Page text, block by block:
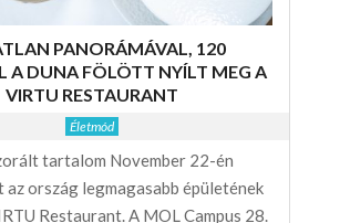
PANORÁMÁVAL, 120
A DUNA FÖLÖTT NYÍLT MEG A
VIRTU RESTAURANT
Életmód
tartalom November 22-én
ország legmagasabb épületének
Restaurant. A MOL Campus 28.